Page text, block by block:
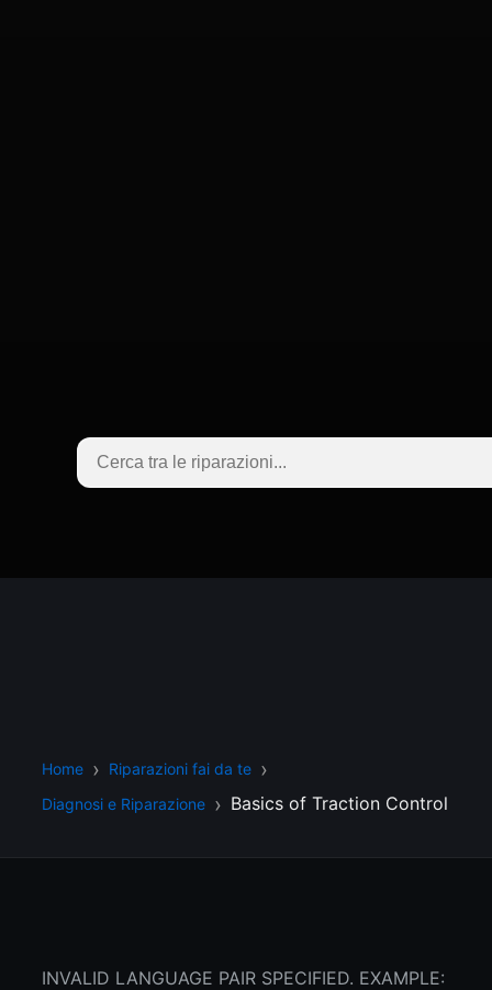
Home
Riparazioni fai da te
Diagnosi e Riparazione
Basics of Traction Control
INVALID LANGUAGE PAIR SPECIFIED. EXAMPLE: